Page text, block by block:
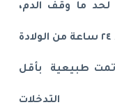
ما وقف الدم،
تمت طبيعية بأقل
التدخلات